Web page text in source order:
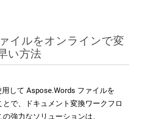
イルをオンラインで変
い方法
して Aspose.Words ファイルを
で、ドキュメント変換ワークフロ
強力なソリューションは、